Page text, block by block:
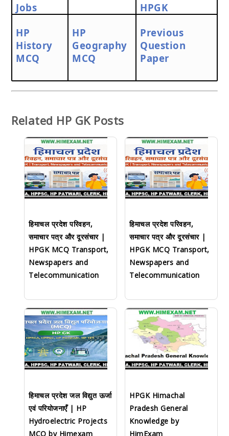
Jobs
HPGK
HP
History
MCQ
HP
Geography
MCQ
Previous
Question
Paper
Related HP GK Posts
हिमाचल प्रदेश परिवहन,
समाचार पत्र और दूरसंचार |
HPGK MCQ Transport,
Newspapers and
Telecommunication
हिमाचल प्रदेश परिवहन,
समाचार पत्र और दूरसंचार |
HPGK MCQ Transport,
Newspapers and
Telecommunication
हिमाचल प्रदेश जल विद्युत ऊर्जा
एवं परियोजनाएँ | HP
Hydroelectric Projects
MCQ by Himexam
HPGK Himachal
Pradesh General
Knowledge by
HimExam